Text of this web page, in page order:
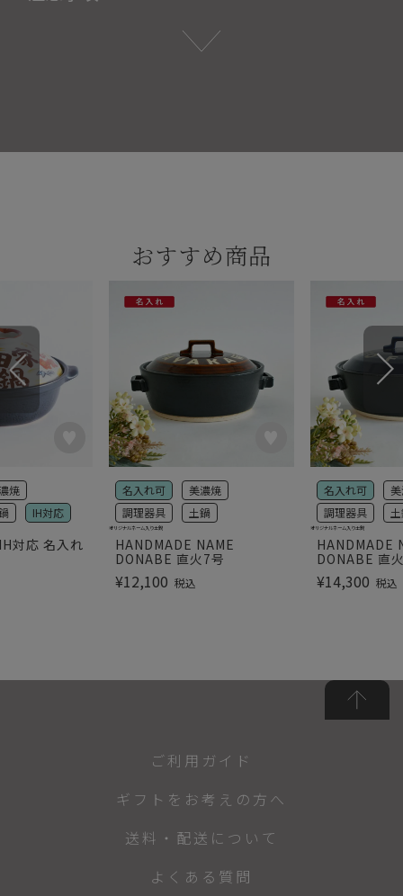
おすすめ商品
対応 名入れ
焼
IH対応
HANDMADE NAME
DONABE 直火7号
名入れ可
美濃焼
調理器具
土鍋
¥12,100 税込
オリジナルネーム入り土鍋
HANDMADE
DONABE 直
名入れ可
調理器具
¥14,300 税込
オリジナルネーム入り土鍋
ご利用ガイド
ギフトをお考えの方へ
送料・配送について
よくある質問